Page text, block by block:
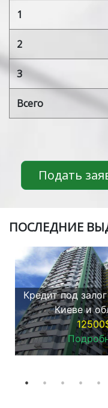
1
2
3
Всего
Подать
ПOСЛЕДНИЕ
Кредит под
Киеве и